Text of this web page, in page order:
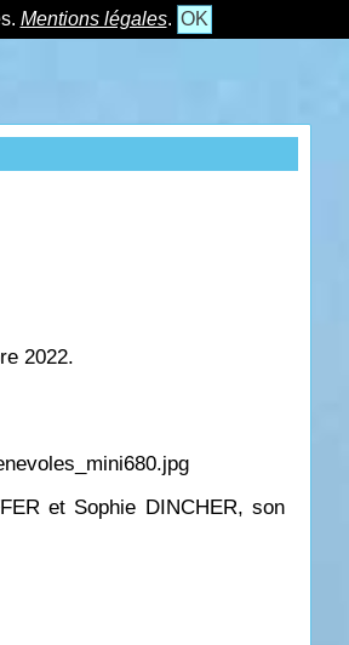
Mentions légales. OK
2022.
et Sophie DINCHER, son